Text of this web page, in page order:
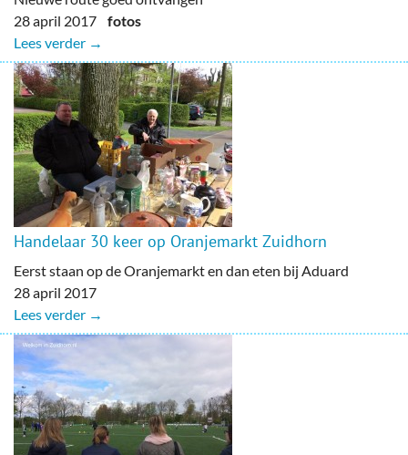
28 april 2017 fotos
Lees verder →
Handelaar 30 keer op Oranjemarkt Zuidhorn
Eerst staan op de Oranjemarkt en dan eten bij Aduard
28 april 2017
Lees verder →